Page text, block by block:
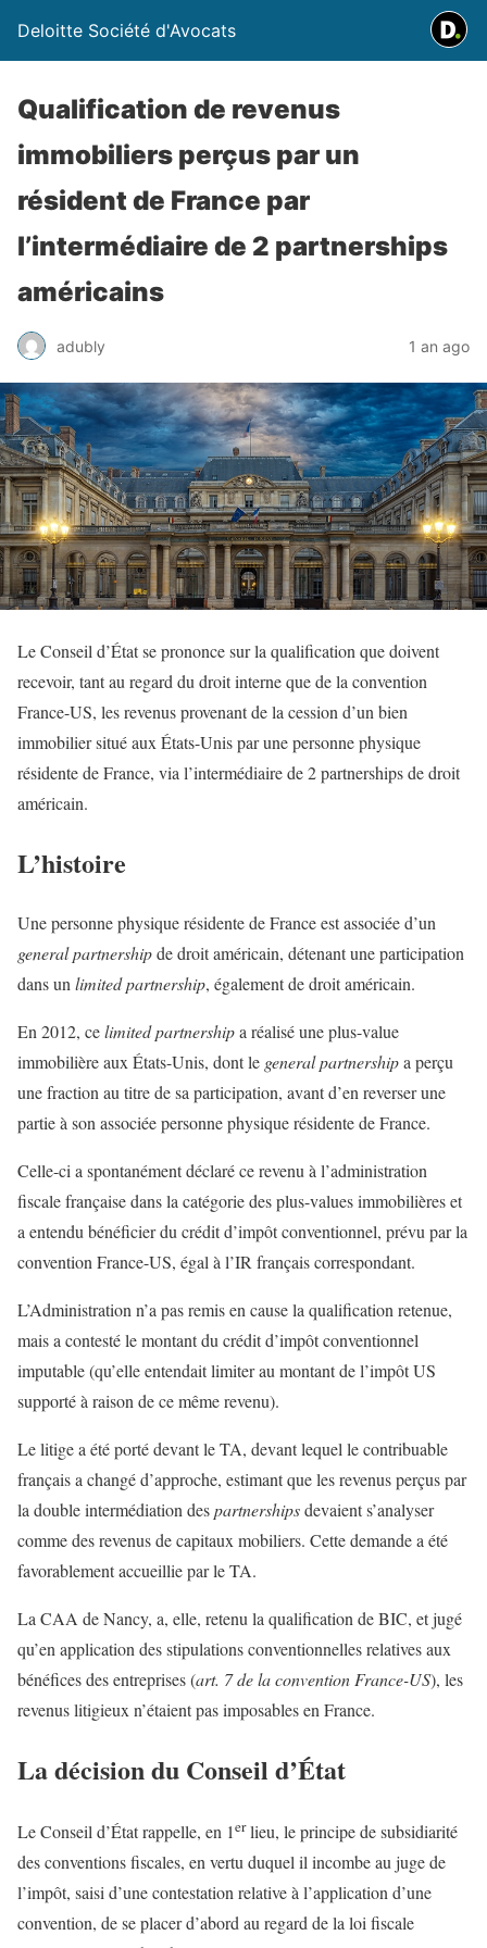
Deloitte Société d'Avocats
Qualification de revenus
immobiliers perçus par un
résident de France par
l’intermédiaire de 2 partnerships
américains
adubly 1 an ago
Le Conseil d’État se prononce sur la qualification que doivent
recevoir, tant au regard du droit interne que de la convention
France-US, les revenus provenant de la cession d’un bien
immobilier situé aux États-Unis par une personne physique
résidente de France, via l’intermédiaire de 2 partnerships de droit
américain.
L’histoire
Une personne physique résidente de France est associée d’un
general partnershipde droit américain, détenant une participation
dans un limited partnership, également de droit américain.
En 2012, celimited partnershipa réalisé une plus-value
immobilière aux États-Unis, dont le general partnershipa perçu
une fraction au titre de sa participation, avant d’en reverser une
partie à son associée personne physique résidente de France.
Celle-ci a spontanément déclaré ce revenu à l’administration
fiscale française dans la catégorie des plus-values immobilières et
a entendu bénéficier du crédit d’impôt conventionnel, prévu par la
convention France-US, égal à l’IR français correspondant.
L’Administration n’a pas remis en cause la qualification retenue,
mais a contesté le montant du crédit d’impôt conventionnel
imputable (qu’elle entendait limiter au montant de l’impôt US
supporté à raison de ce même revenu).
Le litige a été porté devant le TA, devant lequel le contribuable
français a changé d’approche, estimant que les revenus perçus par
la double intermédiation despartnershipsdevaient s’analyser
comme des revenus de capitaux mobiliers. Cette demande a été
favorablement accueillie par le TA.
La CAA de Nancy, a, elle, retenu la qualification de BIC, et jugé
qu’en application des stipulations conventionnelles relatives aux
bénéfices des entreprises (art. 7 de la convention France-US), les
revenus litigieux n’étaient pas imposables en France.
La décision du Conseil d’État
Le Conseil d’État rappelle, en 1erlieu, le principe de subsidiarité
des conventions fiscales, en vertu duquel il incombe au juge de
l’impôt, saisi d’une contestation relative à l’application d’une
convention, de se placer d’abord au regard de la loi fiscale